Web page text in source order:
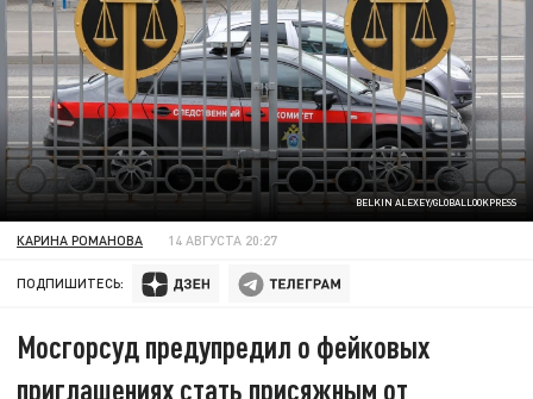
BELKIN ALEXEY/GLOBALLOOKPRESS
КАРИНА РОМАНОВА 14 АВГУСТА 20:27
ПОДПИШИТЕСЬ:
Мосгорсуд предупредил о фейковых
приглашениях стать присяжным от